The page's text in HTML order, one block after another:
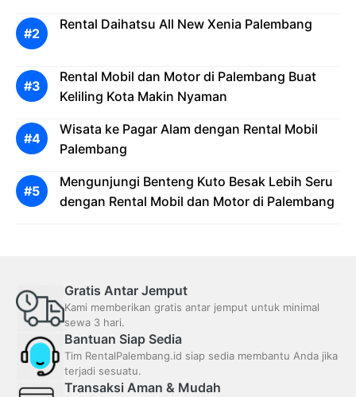
Rental Daihatsu All New Xenia Palembang
Rental Mobil dan Motor di Palembang Buat
Keliling Kota Makin Nyaman
Wisata ke Pagar Alam dengan Rental Mobil
Palembang
Mengunjungi Benteng Kuto Besak Lebih Seru
dengan Rental Mobil dan Motor di Palembang
Gratis Antar Jemput
Kami memberikan gratis antar jemput untuk minimal
sewa 3 hari.
Bantuan Siap Sedia
Tim RentalPalembang.id siap sedia membantu Anda jika
terjadi sesuatu.
Transaksi Aman & Mudah